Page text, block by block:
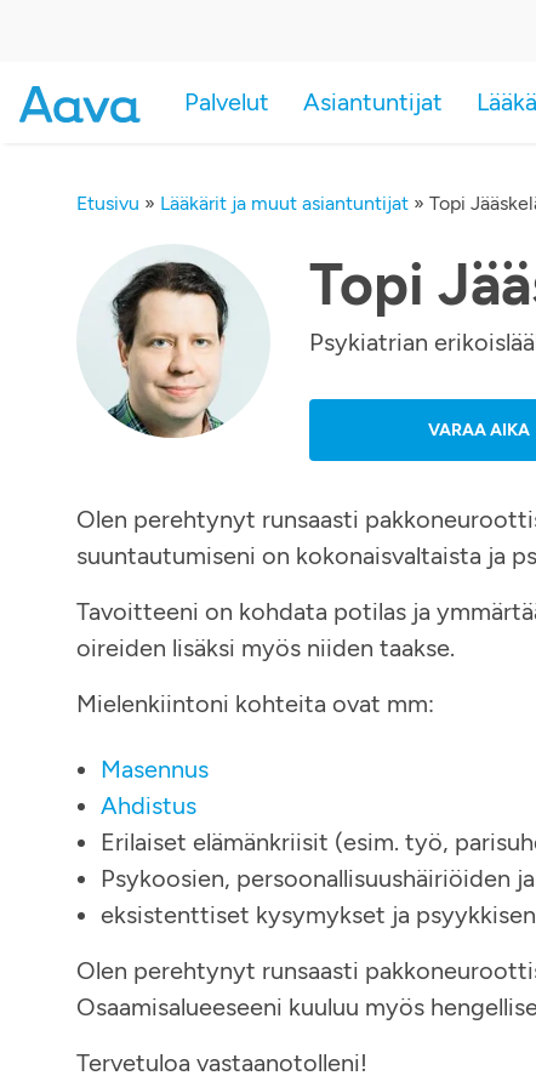
Palvelut Asiantuntijat
Etusivu » Lääkärit ja muut asiantuntijat » Topi
Topi
Psykiatrian
VARAA AIKA
Olen perehtynyt runsaasti
suuntautumiseni on kokonaisvaltaista ja
Tavoitteeni on kohdata potilas ja
oireiden lisäksi myös niiden taakse.
Mielenkiintoni kohteita ovat mm:
Masennus
Ahdistus
Erilaiset elämänkriisit (esim. työ,
Psykoosien, persoonallisuushäiriöiden
eksistenttiset kysymykset ja
Olen perehtynyt runsaasti
Osaamisalueeseeni kuuluu myös
Tervetuloa vastaanotolleni!